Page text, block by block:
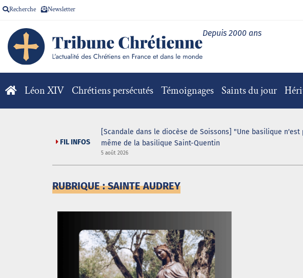
Recherche Newsletter
Depuis 2000 ans
Léon XIV Chrétiens persécutés Témoignages Saints du jour
FIL INFOS
[Scandale dans le diocèse de Soissons] "Une basilique
même de la basilique Saint-Quentin
5 août 2026
RUBRIQUE : SAINTE AUDREY